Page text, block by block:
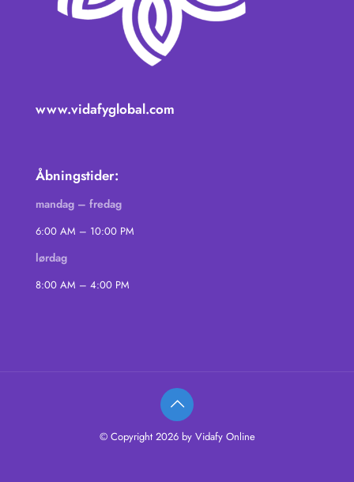
www.vidafyglobal.com
Åbningstider:
mandag – fredag
6:00 AM – 10:00 PM
lørdag
8:00 AM – 4:00 PM
© Copyright 2026 by Vidafy Online